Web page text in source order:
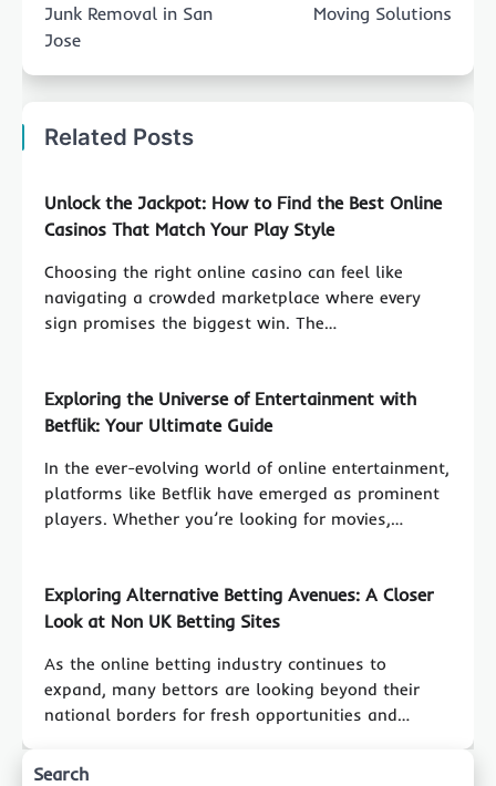
Junk Removal in San
Jose
Moving Solutions
Related Posts
Unlock the Jackpot: How to Find the Best Online
Casinos That Match Your Play Style
Choosing the right online casino can feel like
navigating a crowded marketplace where every
sign promises the biggest win. The…
Exploring the Universe of Entertainment with
Betflik: Your Ultimate Guide
In the ever-evolving world of online entertainment,
platforms like Betflik have emerged as prominent
players. Whether you’re looking for movies,…
Exploring Alternative Betting Avenues: A Closer
Look at Non UK Betting Sites
As the online betting industry continues to
expand, many bettors are looking beyond their
national borders for fresh opportunities and…
Search